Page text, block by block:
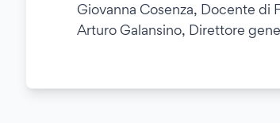
Giovanna Cosenza, Docente di
Arturo Galansino, Direttore